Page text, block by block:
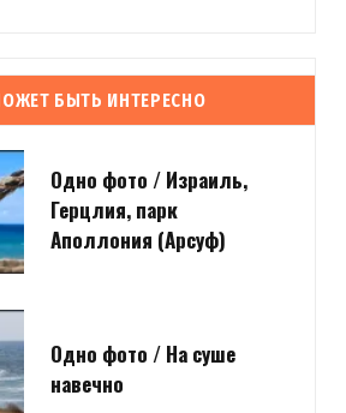
БЫТЬ ИНТЕРЕСНО
Одно фото / Израиль,
Герцлия, парк
Аполлония (Арсуф)
Одно фото / На суше
навечно